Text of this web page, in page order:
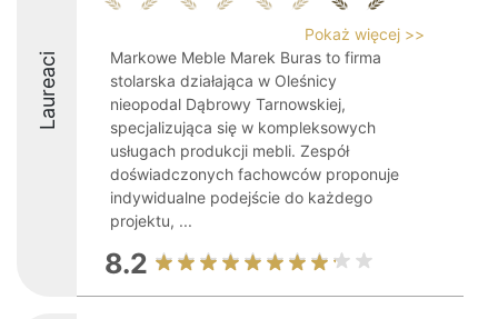
Laureaci
Pokaż więcej >>
Markowe Meble Marek Buras to firma
stolarska działająca w Oleśnicy
nieopodal Dąbrowy Tarnowskiej,
specjalizująca się w kompleksowych
usługach produkcji mebli. Zespół
doświadczonych fachowców proponuje
indywidualne podejście do każdego
projektu, ...
8.2